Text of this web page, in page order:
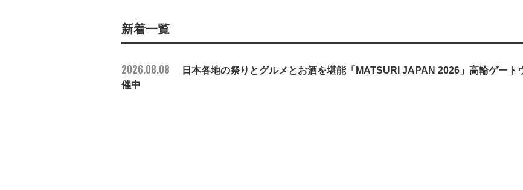
新着一覧
2026.08.08
日本各地の祭りとグルメとお酒を堪能「MATSURI JAPAN 2026」高輪ゲート
催中